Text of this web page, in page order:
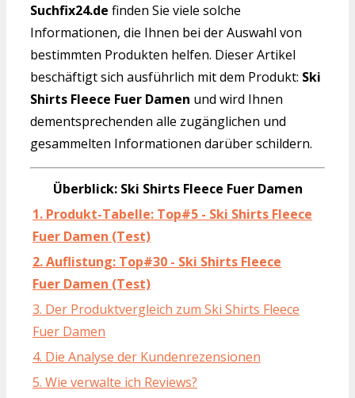
Suchfix24.de finden Sie viele solche
Informationen, die Ihnen bei der Auswahl von
bestimmten Produkten helfen. Dieser Artikel
beschäftigt sich ausführlich mit dem Produkt: Ski
Shirts Fleece Fuer Damen und wird Ihnen
dementsprechenden alle zugänglichen und
gesammelten Informationen darüber schildern.
Überblick: Ski Shirts Fleece Fuer Damen
1. Produkt-Tabelle: Top#5 - Ski Shirts Fleece
Fuer Damen (Test)
2. Auflistung: Top#30 - Ski Shirts Fleece
Fuer Damen (Test)
3. Der Produktvergleich zum Ski Shirts Fleece
Fuer Damen
4. Die Analyse der Kundenrezensionen
5. Wie verwalte ich Reviews?